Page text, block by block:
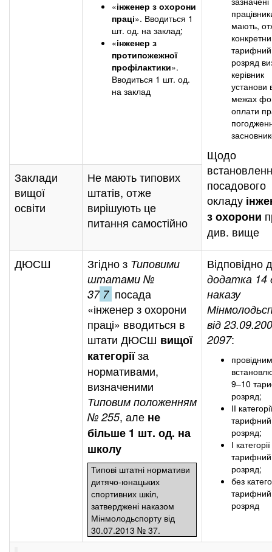
«інженер з охорони
праці». Вводиться 1
шт. од. на заклад;
«інженер з
протипожежної
профілактики».
Вводиться 1 шт. од.
на заклад
мають,
тарифний
розряд
керівник
установи
межах
оплати
Щодо
посадового
окладу
з охорони
див. вище
Заклади
вищої
освіти
Не мають типових
штатів, отже
вирішують це
питання самостійно
ДЮСШ Згідно з Типовими
штатами №
37 7 посада
«інженер з охорони
праці» вводиться в
штати ДЮСШ вищої
категоріїза
нормативами,
визначеними
Типовим положенням
№ 255, але не
більше 1 шт. од. на
школу
Типові штатні нормативи
дитячо-юнацьких
спортивних шкіл,
затверджені наказом
Мінмолодьспорту від
30.07.2013 № 37.
Відповідно
додатка 14
наказу
від
2097:
провідним
9–10
розряд;
ІІ
тарифний
розряд;
І
тарифний
розряд;
без
тарифний
розряд